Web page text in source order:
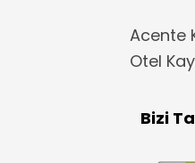
Acente
Otel
Bizi